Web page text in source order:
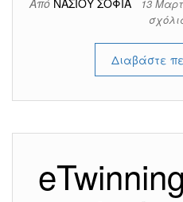
Από ΝΑΣΙΟΥ ΣΟΦΙΑ 13
Διαβάστε